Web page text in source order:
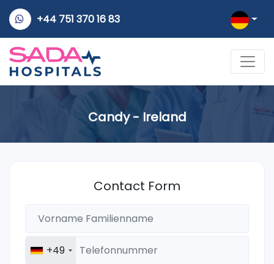
+44 751 370 16 83
Candy - Ireland
Contact Form
+49